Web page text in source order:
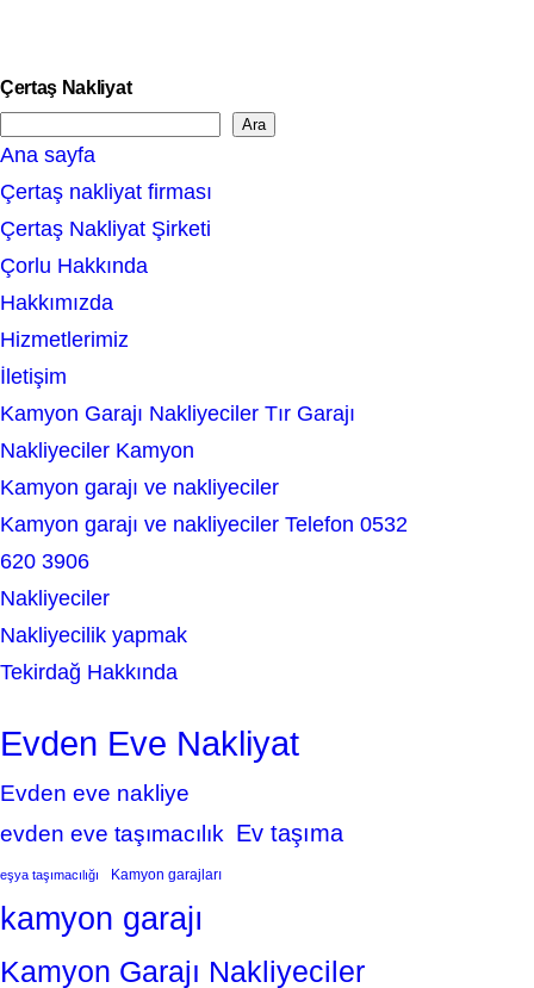
Çertaş Nakliyat
e
a
r
c
h
Ara
Ana sayfa
Çertaş nakliyat firması
Çertaş Nakliyat Şirketi
Çorlu Hakkında
Hakkımızda
Hizmetlerimiz
İletişim
Kamyon Garajı Nakliyeciler Tır Garajı
Nakliyeciler Kamyon
Kamyon garajı ve nakliyeciler
Kamyon garajı ve nakliyeciler Telefon 0532
620 3906
Nakliyeciler
Nakliyecilik yapmak
Tekirdağ Hakkında
Evden Eve Nakliyat
Evden eve nakliye
evden eve taşımacılık Ev taşıma
eşya taşımacılığı Kamyon garajları
kamyon garajı
Kamyon Garajı Nakliyeciler